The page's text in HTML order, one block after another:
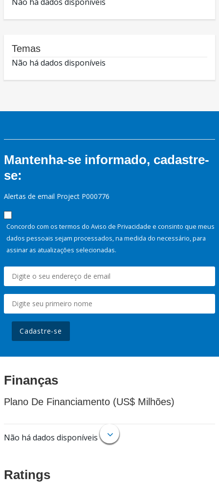
Temas
Não há dados disponíveis
Mantenha-se informado, cadastre-
se:
Alertas de email Project P000776
Concordo com os termos do Aviso de Privacidade e consinto que meus
dados pessoais sejam processados, na medida do necessário, para
assinar as atualizações selecionadas.
Cadastre-se
Finanças
Plano De Financiamento (US$ Milhões)
Não há dados disponíveis
Ratings